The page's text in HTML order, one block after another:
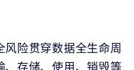
险贯穿数据全生命周
存储、使用、销毁等